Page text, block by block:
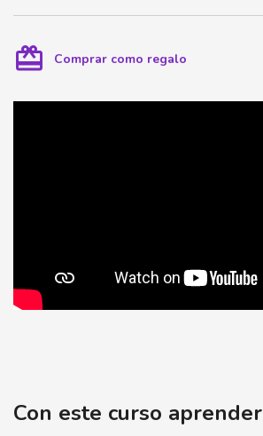
card_giftcard Comprar como regalo
Con este curso